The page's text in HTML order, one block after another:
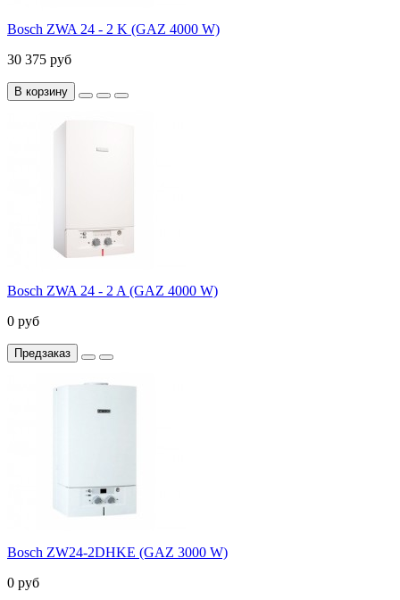
Bosch ZWA 24 - 2 K (GAZ 4000 W)
30 375 руб
В корзину
Bosch ZWA 24 - 2 A (GAZ 4000 W)
0 руб
Предзаказ
Bosch ZW24-2DHKE (GAZ 3000 W)
0 руб